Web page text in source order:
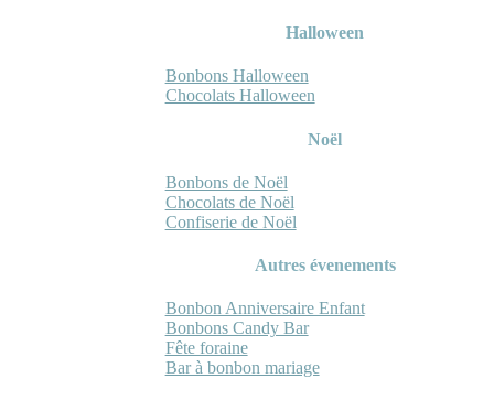
Halloween
Bonbons Halloween
Chocolats Halloween
Noël
Bonbons de Noël
Chocolats de Noël
Confiserie de Noël
Autres évenements
Bonbon Anniversaire Enfant
Bonbons Candy Bar
Fête foraine
Bar à bonbon mariage